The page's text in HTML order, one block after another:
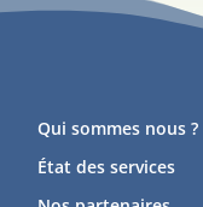
Qui sommes nous ?
État des services